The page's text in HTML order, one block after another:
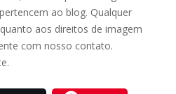
ao blog. Qualquer
aos direitos de imagem
com nosso contato.